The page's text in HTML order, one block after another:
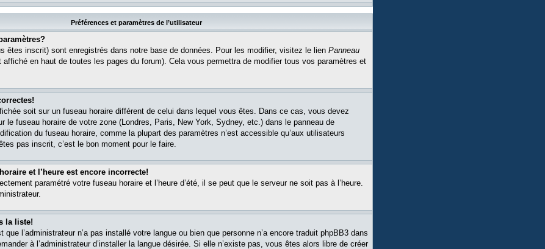
Préférences et paramètres de l’utilisateur
êtes inscrit) sont enregistrés dans notre base de données. Pour les modifier, visitez le lien Panneau
affiché en haut de toutes les pages du forum). Cela vous permettra de modifier tous vos paramètres et
soit sur un fuseau horaire différent de celui dans lequel vous êtes. Dans ce cas, vous devez
le fuseau horaire de votre zone (Londres, Paris, New York, Sydney, etc.) dans le panneau de
du fuseau horaire, comme la plupart des paramètres n’est accessible qu’aux utilisateurs
pas inscrit, c’est le bon moment pour le faire.
et l’heure est encore incorrecte!
paramétré votre fuseau horaire et l’heure d’été, il se peut que le serveur ne soit pas à l’heure.
la liste!
que l’administrateur n’a pas installé votre langue ou bien que personne n’a encore traduit phpBB3 dans
à l’administrateur d’installer la langue désirée. Si elle n’existe pas, vous êtes alors libre de créer